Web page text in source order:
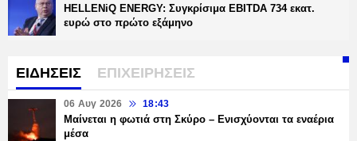
HELLENiQ ENERGY: Συγκρίσιμα EBITDA 734 εκατ.
ευρώ στο πρώτο εξάμηνο
ΕΙΔΗΣΕΙΣ ΕΠΙΧΕΙΡΗΣΕΙΣ
06 Αυγ 2026 18:43
Μαίνεται η φωτιά στη Σκύρο – Ενισχύονται τα εναέρια
μέσα